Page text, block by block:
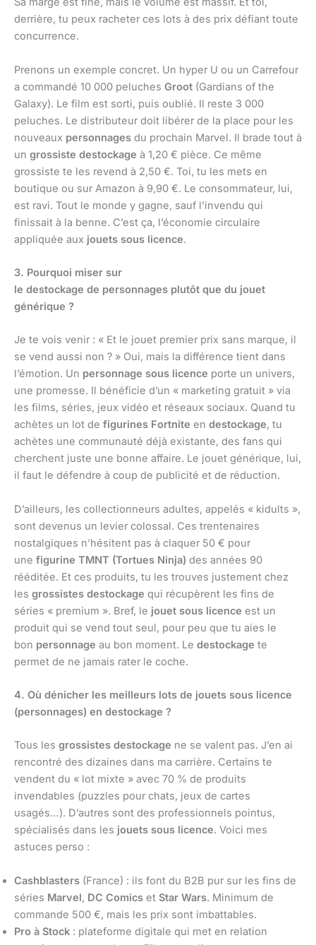
derrière, tu peux racheter ces lots à des prix défiant toute
concurrence.
Prenons un exemple concret. Un hyper U ou un Carrefour
a commandé 10 000 peluches Groot (Gardians of the
Galaxy). Le film est sorti, puis oublié. Il reste 3 000
peluches. Le distributeur doit libérer de la place pour les
nouveaux personnages du prochain Marvel. Il brade tout à
un grossiste destockage à 1,20 € pièce. Ce même
grossiste te les revend à 2,50 €. Toi, tu les mets en
boutique ou sur Amazon à 9,90 €. Le consommateur, lui,
est ravi. Tout le monde y gagne, sauf l’invendu qui
finissait à la benne. C’est ça, l’économie circulaire
appliquée aux jouets sous licence.
3. Pourquoi miser sur
le destockage de personnages plutôt que du jouet
générique ?
Je te vois venir : « Et le jouet premier prix sans marque, il
se vend aussi non ? » Oui, mais la différence tient dans
l’émotion. Un personnage sous licence porte un univers,
une promesse. Il bénéficie d’un « marketing gratuit » via
les films, séries, jeux vidéo et réseaux sociaux. Quand tu
achètes un lot de figurines Fortnite en destockage, tu
achètes une communauté déjà existante, des fans qui
cherchent juste une bonne affaire. Le jouet générique, lui,
il faut le défendre à coup de publicité et de réduction.
D’ailleurs, les collectionneurs adultes, appelés « kidults »,
sont devenus un levier colossal. Ces trentenaires
nostalgiques n’hésitent pas à claquer 50 € pour
une figurine TMNT (Tortues Ninja) des années 90
rééditée. Et ces produits, tu les trouves justement chez
les grossistes destockage qui récupèrent les fins de
séries « premium ». Bref, le jouet sous licence est un
produit qui se vend tout seul, pour peu que tu aies le
bon personnage au bon moment. Le destockage te
permet de ne jamais rater le coche.
4. Où dénicher les meilleurs lots de jouets sous licence
(personnages) en destockage ?
Tous les grossistes destockage ne se valent pas. J’en ai
rencontré des dizaines dans ma carrière. Certains te
vendent du « lot mixte » avec 70 % de produits
invendables (puzzles pour chats, jeux de cartes
usagés…). D’autres sont des professionnels pointus,
spécialisés dans les jouets sous licence. Voici mes
astuces perso :
Cashblasters (France) : ils font du B2B pur sur les fins de
séries Marvel, DC Comics et Star Wars. Minimum de
commande 500 €, mais les prix sont imbattables.
Pro à Stock : plateforme digitale qui met en relation